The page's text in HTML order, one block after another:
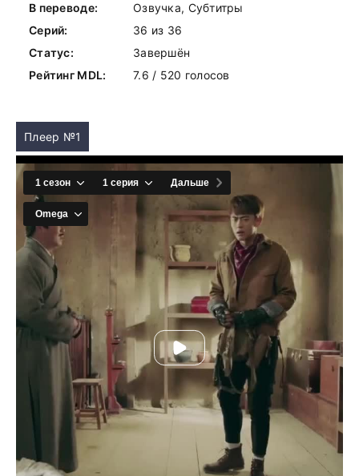
В переводе:
Озвучка, Субтитры
Серий:
36 из 36
Статус:
Завершён
Рейтинг MDL:
7.6 / 520 голосов
Плеер №1